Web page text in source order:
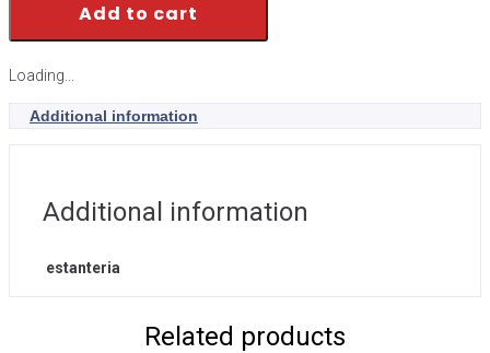
Add to cart
Loading...
Additional information
Additional information
estanteria
Related products